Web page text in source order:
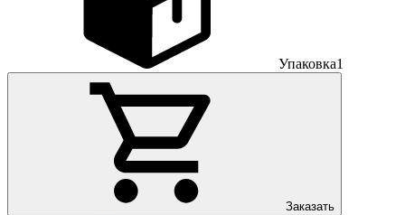
Упаковка1
Заказать